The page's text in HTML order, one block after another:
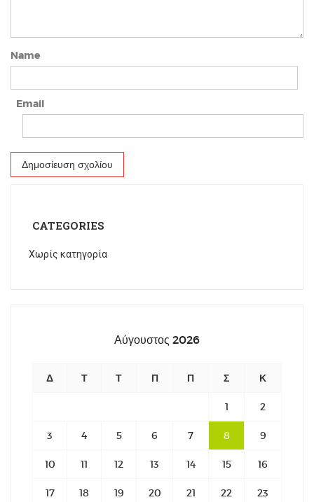
Name
Email
CATEGORIES
Χωρίς κατηγορία
Αύγουστος 2026
Δ Τ Τ Π Π Σ Κ
1 2
3 4 5 6 7 8 9
10 11 12 13 14 15 16
17 18 19 20 21 22 23